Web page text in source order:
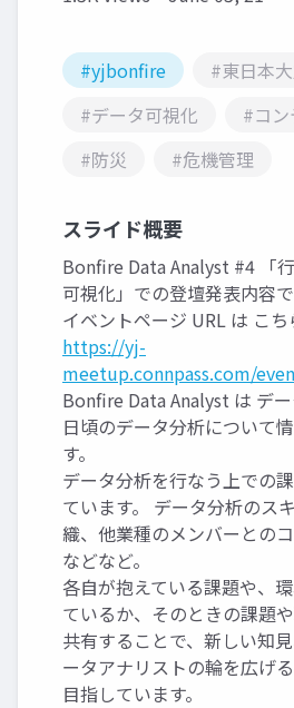
#yjbonfire
#東日本
#データ可視化
#コ
#防災
#危機管理
スライド概要
Bonfire Data Analyst #4 「
可視化」での登壇発表内容で
イベントページ URL は こち
https://yj-
meetup.connpass.com/
Bonfire Data Analyst は デー
日頃のデータ分析について
す。
データ分析を行なう上での
ています。 データ分析のス
織、他業種のメンバーとの
などなど。
各自が抱えている課題や、
ているか、そのときの課題
共有することで、新しい知
ータアナリストの輪を広げ
目指しています。